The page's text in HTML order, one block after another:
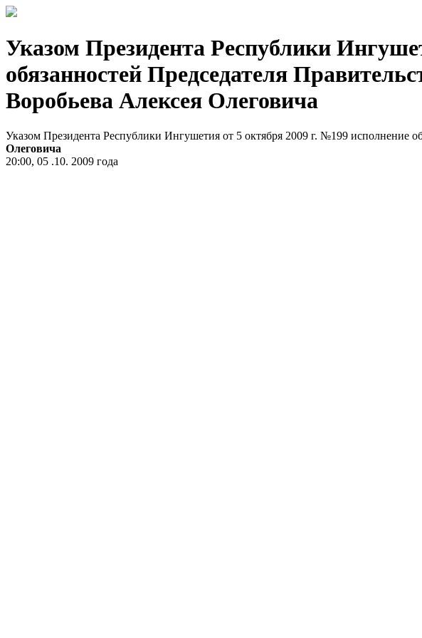
Указом Президента Республики
обязанностей Председателя
Воробьева Алексея Олеговича
Указом Президента Республики Ингушетия от 5 октября 2009 г. №199 исполнение
Олеговича
20:00, 05 .10. 2009 года